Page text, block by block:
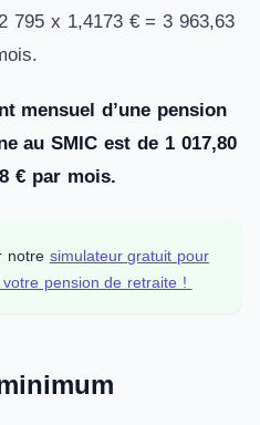
795 x 1,4173 € = 3 963,63
mensuel d’une pension
au SMIC est de 1 017,80
€ par mois.
notre simulateur gratuit pour
pension de retraite !